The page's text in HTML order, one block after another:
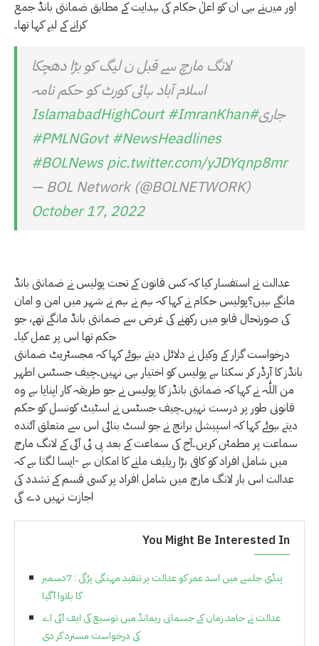
اور میںنے ہی ان کو اعلٰ حکام کی ہدایت کے مطابق ضمانتی بانڈ جمع
کرانے کے لیے کہا تھا۔
لانگ مارچ سے قبل ن لیگ کو بڑا دھچکا
اسلام آباد ہائی کورٹ کو حکم نامہ
جاری#IslamabadHighCourt
#ImranKhan
#PMLNGovt #NewsHeadlines
#BOLNews pic.twitter.com/yJDYqnp8mr
— BOL Network (@BOLNETWORK)
October 17, 2022
عدالت نے استفسار کیا کہ کس قانون کے تحت پولیس نے ضمانتی بانڈ
مانگے ہیں؟پولیس حکام نے کہا کہ ہم نے ہم نے شہر میں امن و امان
کی صورتحال قابو میں رکھنے کی غرض سے ضمانتی بانڈ مانگے تھے، جو
حکم تھا اس پر عمل کیا۔
درخواست گزار کے وکیل نے دلائل دیتے ہوئے کہا کہ مجسٹریٹ ضمانتی
بانڈز کا آرڈر کر سکتا ہے پولیس کو اختیار ہی نہیں۔چیف جسٹس اطہر
من اللّٰہ نے کہا کہ ضمانتی بانڈز کا پولیس نے جو طریقہ کار اپنایا ہے وہ
قانونی طور پر درست نہیں۔چیف جسٹس نے اسٹیٹ کونسل کو حکم
دیتے ہوئے کہا کہ اسپیشل برانچ نے جو لسٹ بنائی اس سے متعلق آئندہ
سماعت پر مطمئن کریں۔آج کی سماعت کے بعد پی ٹی آئی کے لانگ مارچ
میں شامل افراد کو کافی بڑا ریلیف ملنے کا امکان ہے -ایسا لگتا ہے کہ
عدالت اس بار لانگ مارچ میں شامل افراد پر کسی قسم کے تشدد کی
اجازت نہیں دے گی
You Might Be Interested In
پنڈی جلسے میں اسد عمر کو عدالت پر تنقید مہنگی پڑگی : 7دسمبر
کا بلاوا آگیا
عدالت نے حامد زمان کے جسمانی ریمانڈ میں توسیع کی ایف آئی اے
کی درخواست مسترد کر دی